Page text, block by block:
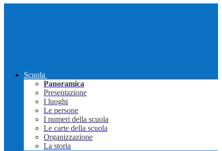
Scuola
Panoramica
Presentazione
I luoghi
Le persone
I numeri della scuola
Le carte della scuola
Organizzazione
La storia